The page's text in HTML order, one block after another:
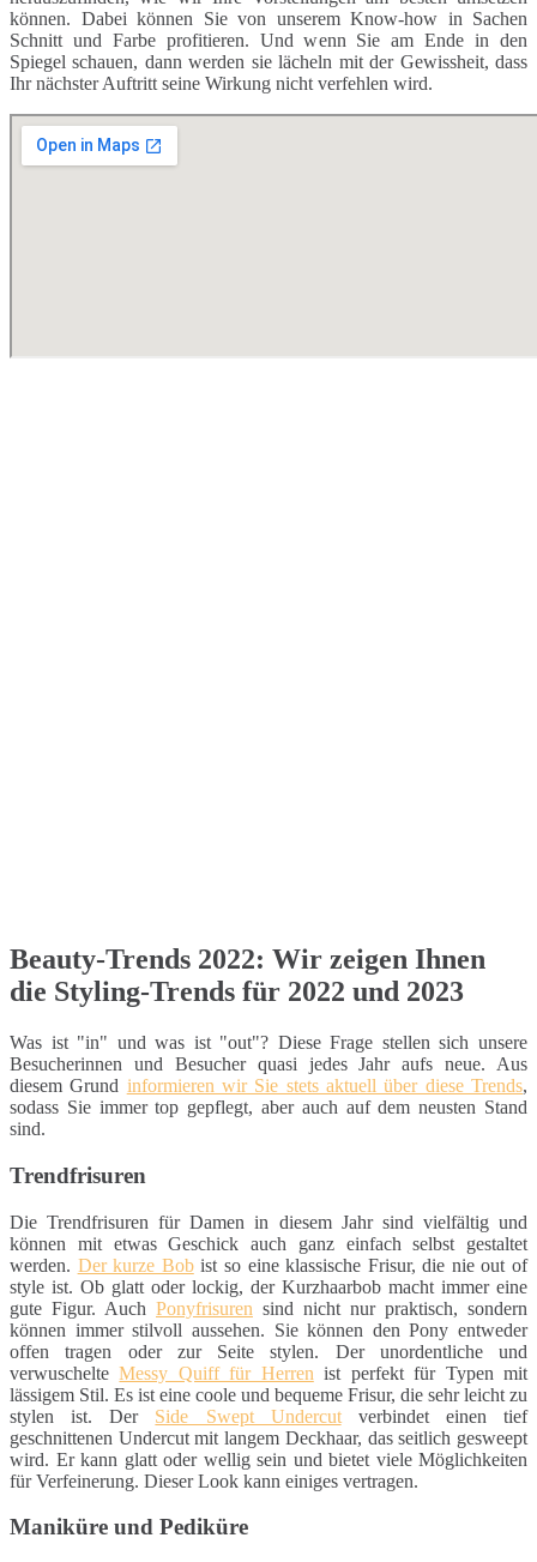
können. Dabei können Sie von unserem Know-how in Sachen
Schnitt und Farbe profitieren. Und wenn Sie am Ende in den
Spiegel schauen, dann werden sie lächeln mit der Gewissheit, dass
Ihr nächster Auftritt seine Wirkung nicht verfehlen wird.
Beauty-Trends 2022: Wir zeigen Ihnen
die Styling-Trends für 2022 und 2023
Was ist "in" und was ist "out"? Diese Frage stellen sich unsere
Besucherinnen und Besucher quasi jedes Jahr aufs neue. Aus
diesem Grund informieren wir Sie stets aktuell über diese Trends,
sodass Sie immer top gepflegt, aber auch auf dem neusten Stand
sind.
Trendfrisuren
Die Trendfrisuren für Damen in diesem Jahr sind vielfältig und
können mit etwas Geschick auch ganz einfach selbst gestaltet
werden. Der kurze Bobist so eine klassische Frisur, die nie out of
style ist. Ob glatt oder lockig, der Kurzhaarbob macht immer eine
gute Figur. Auch Ponyfrisuren sind nicht nur praktisch, sondern
können immer stilvoll aussehen. Sie können den Pony entweder
offen tragen oder zur Seite stylen. Der unordentliche und
verwuschelteMessy Quiff für Herren ist perfekt für Typen mit
lässigem Stil. Es ist eine coole und bequeme Frisur, die sehr leicht zu
stylen ist. Der Side Swept Undercutverbindet einen tief
geschnittenen Undercut mit langem Deckhaar, das seitlich gesweept
wird. Er kann glatt oder wellig sein und bietet viele Möglichkeiten
für Verfeinerung. Dieser Look kann einiges vertragen.
Maniküre und Pediküre